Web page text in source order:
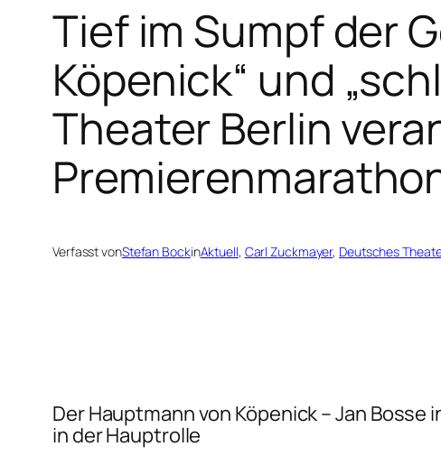
Tief im Sumpf der
Köpenick“ und
Theater Berlin
Verfasst vonStefan BockinAktuell, Carl Zuckmayer, Deutsches
Der Hauptmann von Köpenick– Jan Bosse
in der Hauptrolle